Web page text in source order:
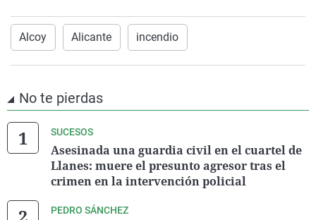
Alcoy Alicante incendio
No te pierdas
SUCESOS
Asesinada una guardia civil en el cuartel de
Llanes: muere el presunto agresor tras el
crimen en la intervención policial
PEDRO SÁNCHEZ